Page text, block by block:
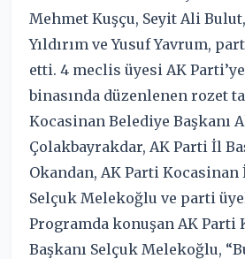
Mehmet Kuşçu, Seyit Ali
Yıldırım ve Yusuf Yavrum,
etti. 4 meclis üyesi AK
binasında düzenlenen rozet
Kocasinan Belediye Başkanı
Çolakbayrakdar, AK Parti İl
Okandan, AK Parti Kocasinan
Selçuk Melekoğlu ve parti
Programda konuşan AK Parti
Başkanı Selçuk Melekoğlu,